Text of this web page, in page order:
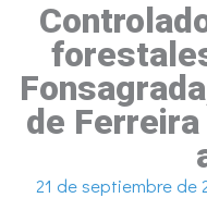
de
21 de septiembre de